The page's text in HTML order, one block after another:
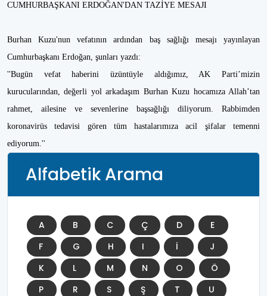
CUMHURBAŞKANI ERDOĞAN'DAN TAZİYE MESAJI
Burhan Kuzu'nun vefatının ardından baş sağlığı mesajı yayınlayan
Cumhurbaşkanı Erdoğan, şunları yazdı:
''Bugün vefat haberini üzüntüyle aldığımız, AK Parti’mizin
kurucularından, değerli yol arkadaşım Burhan Kuzu hocamıza Allah’tan
rahmet, ailesine ve sevenlerine başsağlığı diliyorum. Rabbimden
koronavirüs tedavisi gören tüm hastalarımıza acil şifalar temenni
ediyorum.''
Alfabetik Arama
A B C Ç D
E
F
G H I İ
J
K
L M N O
Ö
P
R S Ş T
U